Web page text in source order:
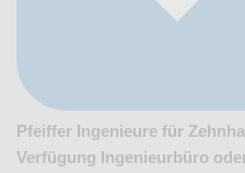
Pfeiffer Ingenieure für
Verfügung Ingenieurbüro